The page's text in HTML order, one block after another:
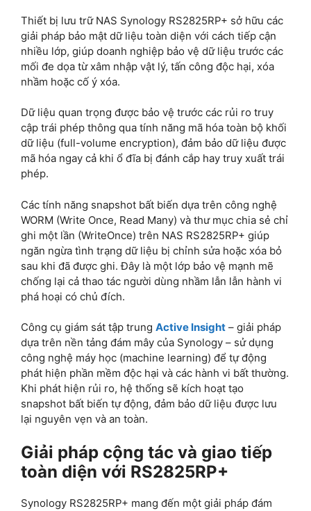
Thiết bị lưu trữ NAS Synology RS2825RP+ sở hữu các
giải pháp bảo mật dữ liệu toàn diện với cách tiếp cận
nhiều lớp, giúp doanh nghiệp bảo vệ dữ liệu trước các
mối đe dọa từ xâm nhập vật lý, tấn công độc hại, xóa
nhầm hoặc cố ý xóa.
Dữ liệu quan trọng được bảo vệ trước các rủi ro truy
cập trái phép thông qua tính năng mã hóa toàn bộ khối
dữ liệu (full-volume encryption), đảm bảo dữ liệu được
mã hóa ngay cả khi ổ đĩa bị đánh cắp hay truy xuất trái
phép.
Các tính năng snapshot bất biến dựa trên công nghệ
WORM (Write Once, Read Many) và thư mục chia sẻ chỉ
ghi một lần (WriteOnce) trên NAS RS2825RP+ giúp
ngăn ngừa tình trạng dữ liệu bị chỉnh sửa hoặc xóa bỏ
sau khi đã được ghi. Đây là một lớp bảo vệ mạnh mẽ
chống lại cả thao tác người dùng nhầm lẫn lẫn hành vi
phá hoại có chủ đích.
Công cụ giám sát tập trung Active Insight – giải pháp
dựa trên nền tảng đám mây của Synology – sử dụng
công nghệ máy học (machine learning) để tự động
phát hiện phần mềm độc hại và các hành vi bất thường.
Khi phát hiện rủi ro, hệ thống sẽ kích hoạt tạo
snapshot bất biến tự động, đảm bảo dữ liệu được lưu
lại nguyên vẹn và an toàn.
Giải pháp cộng tác và giao tiếp
toàn diện với RS2825RP+
Synology RS2825RP+ mang đến một giải pháp đám